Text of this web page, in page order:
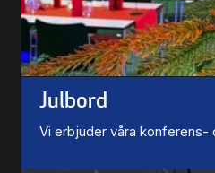
Julbord
Vi erbjuder våra konferens-